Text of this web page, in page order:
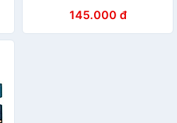
145.000 đ